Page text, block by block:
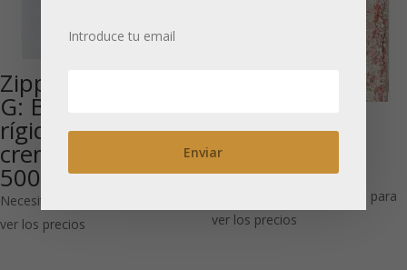
Zipper Blanco 75
G: Bolsa de fondo
rígido con
cremallera, caja ,
500 uds
Necesitas estar registrado para
ver los precios
Bolsa Regalo
Pequeña: caja
100 UDS
Necesitas estar registrado para
ver los precios
Introduce tu email